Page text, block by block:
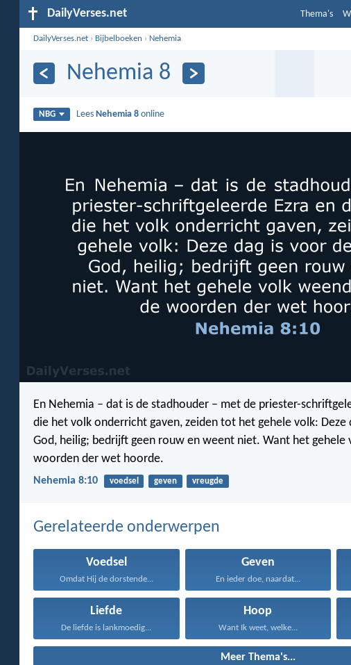
DailyVerses.net Thema's
DailyVerses.net › Bijbelboeken › Nehemia
Nehemia 8
NBG Lees Nehemia 8 online
En Nehemia – dat is de stadhouder – met de priester-
die het volk onderricht gaven, zeiden tot het gehele volk: Deze
God, heilig; bedrijft geen rouw en weent niet. Want het gehele
woorden der wet hoorde.
Nehemia 8:10 voedsel geven vreugde
Gerelateerde onderwerpen
Voedsel
Omdat Hij de dorstende...
Geven
En ieder doe, naardat...
Liefde
De liefde is lankmoedig...
Hoop
Want Ik weet, welke...
Meer Thema's...